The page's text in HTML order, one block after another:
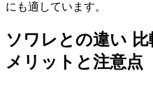
にも適しています。
ソワレとの違い
メリットと注意点